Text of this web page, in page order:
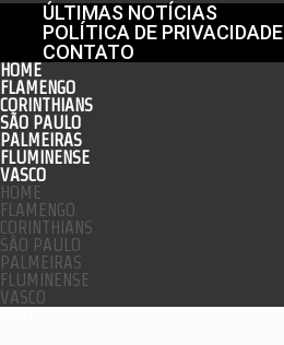
ÚLTIMAS NOTÍCIAS
POLÍTICA DE PRIVACIDADE
CONTATO
HOME
FLAMENGO
CORINTHIANS
SÃO PAULO
PALMEIRAS
FLUMINENSE
VASCO
HOME
FLAMENGO
CORINTHIANS
SÃO PAULO
PALMEIRAS
FLUMINENSE
VASCO